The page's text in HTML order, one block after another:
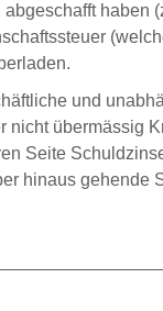
haben
und
übermässig
Seite
hinaus gehende